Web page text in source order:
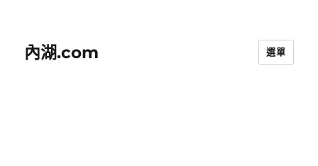
內湖.com 選單